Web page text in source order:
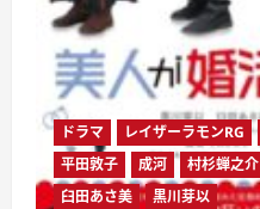
ドラマ レイザーラモンRG
平田敦子
成河 村杉蝉之介
臼田あさ美
黒川芽以